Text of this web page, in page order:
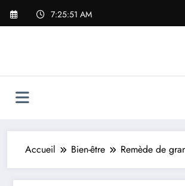
Aller
7:25:52 AM
Accueil Bien-être Remède de‌